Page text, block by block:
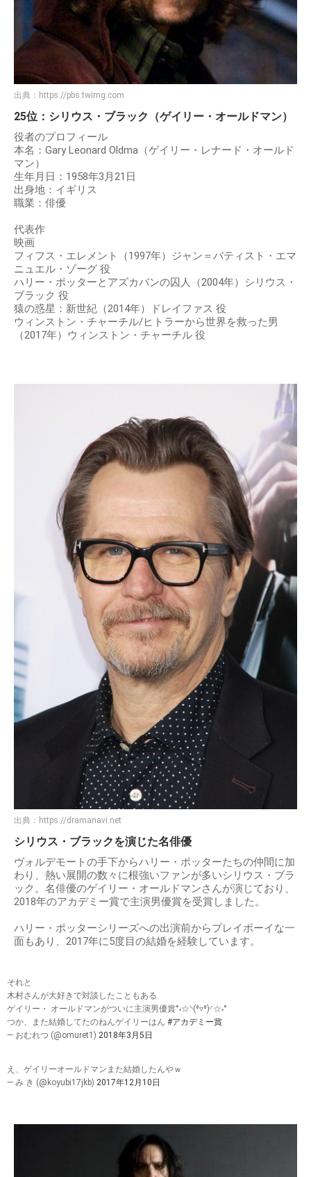
出典： https://pbs.twimg.com
25位：シリウス・ブラック（ゲイリー・オールドマン）
役者のプロフィール
本名：Gary Leonard Oldma（ゲイリー・レナード・オールド
マン）
生年月日：1958年3月21日
出身地：イギリス
職業：俳優
代表作
映画
フィフス・エレメント（1997年）ジャン＝バティスト・エマ
ニュエル・ゾーグ 役
ハリー・ポッターとアズカバンの囚人（2004年）シリウス・
ブラック 役
猿の惑星：新世紀（2014年）ドレイファス 役
ウィンストン・チャーチル/ヒトラーから世界を救った男
（2017年）ウィンストン・チャーチル 役
出典： https://dramanavi.net
シリウス・ブラックを演じた名俳優
ヴォルデモートの手下からハリー・ポッターたちの仲間に加
わり、熱い展開の数々に根強いファンが多いシリウス・ブラ
ック。名俳優のゲイリー・オールドマンさんが演じており、
2018年のアカデミー賞で主演男優賞を受賞しました。
ハリー・ポッターシリーズへの出演前からプレイボーイな一
面もあり、2017年に5度目の結婚を経験しています。
それと
木村さんが大好きで対談したこともある
ゲイリー・ オールドマンがついに主演男優賞°˖☆◝(⁰▿⁰)◜☆˖°
つか、また結婚してたのねんゲイリーはん #アカデミー賞
— おむれつ (@omuret1) 2018年3月5日
え、ゲイリーオールドマンまた結婚したんやｗ
— み き (@koyubi17jkb) 2017年12月10日